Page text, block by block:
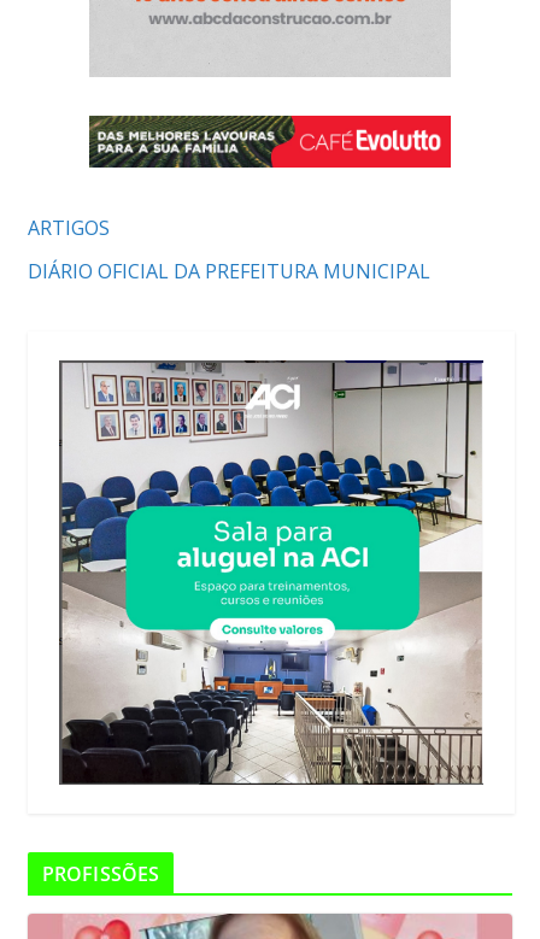
ARTIGOS
DIÁRIO OFICIAL DA PREFEITURA MUNICIPAL
PROFISSÕES